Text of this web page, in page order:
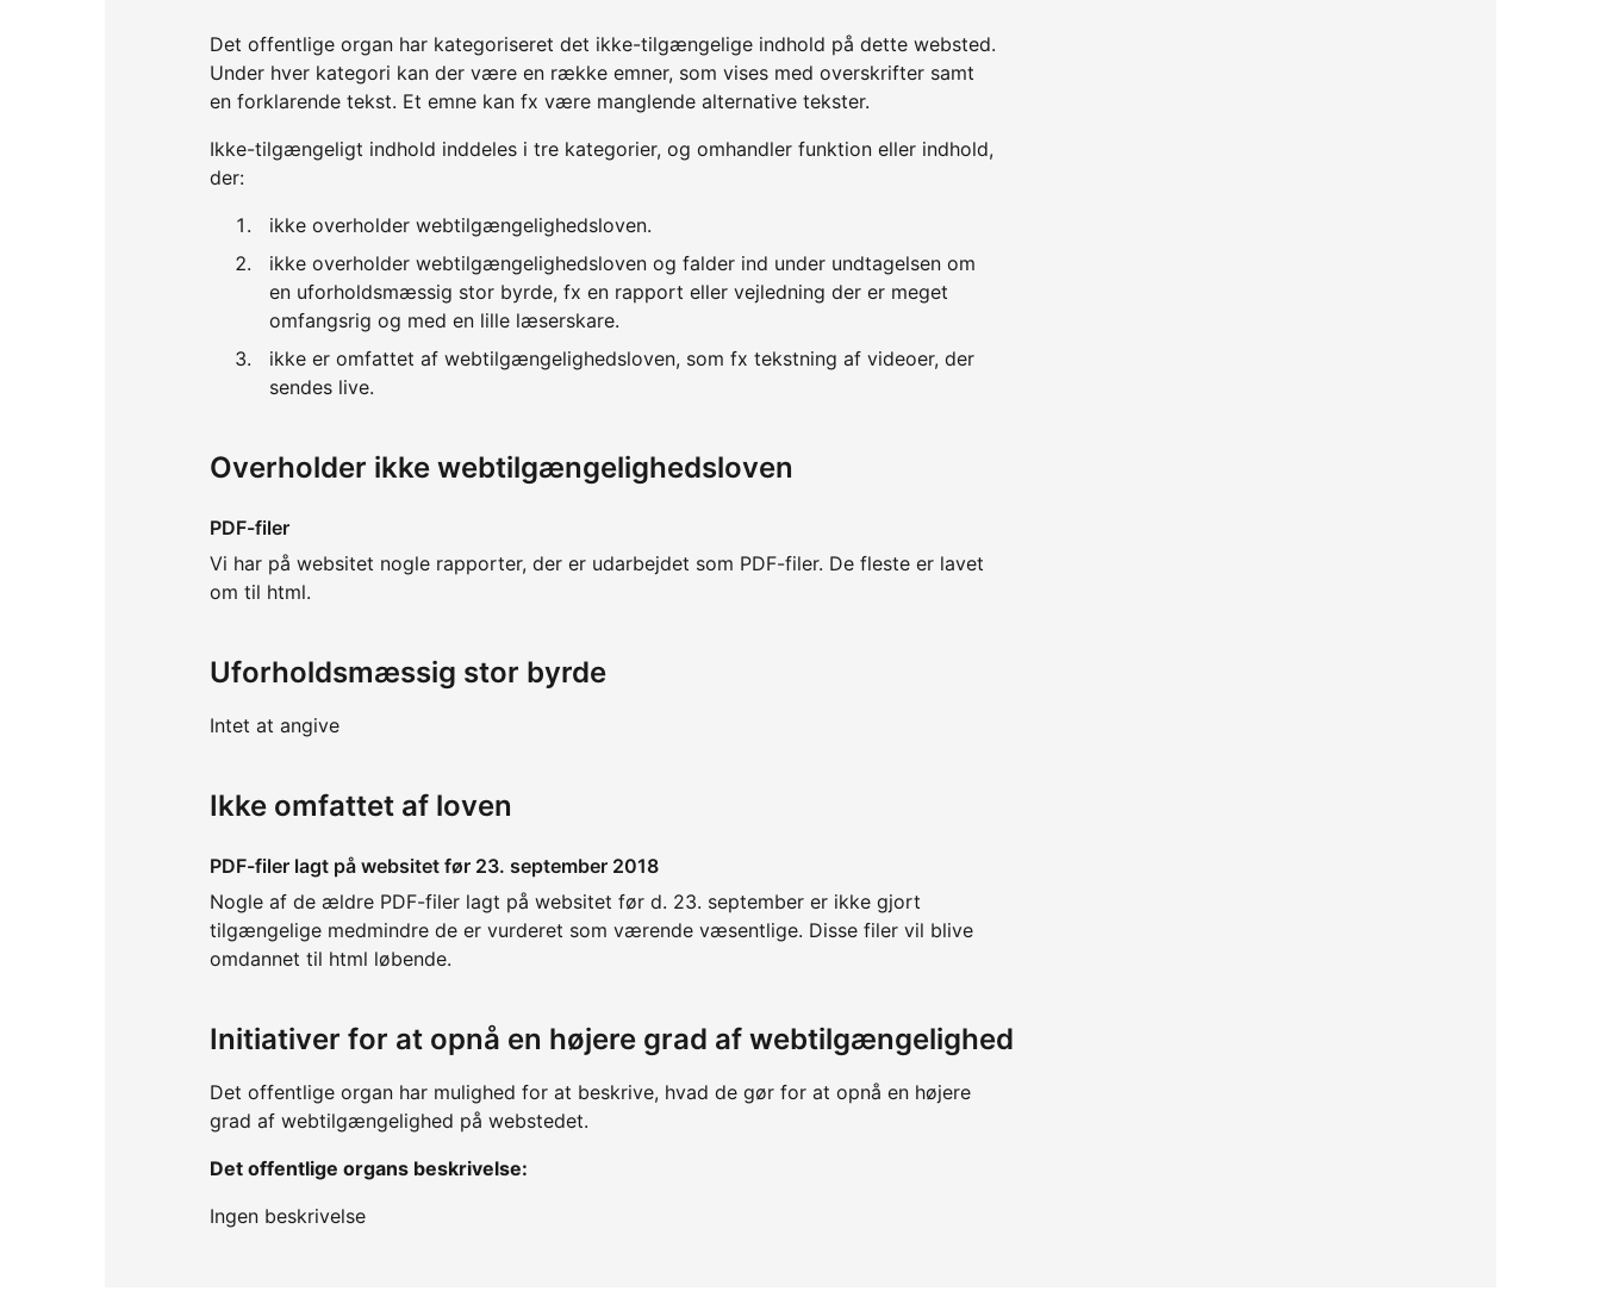
Det offentlige organ har kategoriseret det ikke-tilgængelige indhold på dette websted.
Under hver kategori kan der være en række emner, som vises med overskrifter samt
en forklarende tekst. Et emne kan fx være manglende alternative tekster.
Ikke-tilgængeligt indhold inddeles i tre kategorier, og omhandler funktion eller indhold,
der:
ikke overholder webtilgængelighedsloven.
ikke overholder webtilgængelighedsloven og falder ind under undtagelsen om
en uforholdsmæssig stor byrde, fx en rapport eller vejledning der er meget
omfangsrig og med en lille læserskare.
ikke er omfattet af webtilgængelighedsloven, som fx tekstning af videoer, der
sendes live.
Overholder ikke webtilgængelighedsloven
PDF-filer
Vi har på websitet nogle rapporter, der er udarbejdet som PDF-filer. De fleste er lavet
om til html.
Uforholdsmæssig stor byrde
Intet at angive
Ikke omfattet af loven
PDF-filer lagt på websitet før 23. september 2018
Nogle af de ældre PDF-filer lagt på websitet før d. 23. september er ikke gjort
tilgængelige medmindre de er vurderet som værende væsentlige. Disse filer vil blive
omdannet til html løbende.
Initiativer for at opnå en højere grad af webtilgængelighed
Det offentlige organ har mulighed for at beskrive, hvad de gør for at opnå en højere
grad af webtilgængelighed på webstedet.
Det offentlige organs beskrivelse:
Ingen beskrivelse